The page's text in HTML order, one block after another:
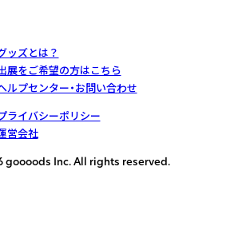
ッズとは？
展をご希望の方はこちら
ルプセンター・お問い合わせ
ライバシーポリシー
営会社
goooods Inc. All rights reserved.